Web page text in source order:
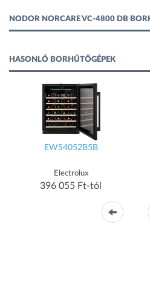
NODOR NORCARE VC-4800 DB
HASONLÓ BORHŰTŐGÉPEK
EWS4052B5B
Electrolux
396 055 Ft-tól